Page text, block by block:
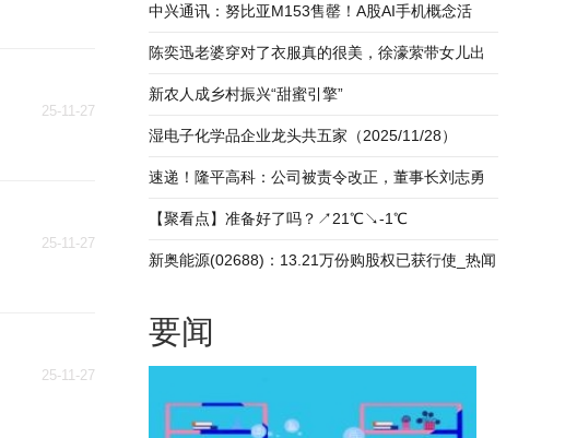
25-11-27
25-11-27
25-11-27
前信息
中兴通讯：努比亚M153售罄！A股AI手机概念活
跃，道明光学4连板，福蓉科技2连板，美芯晟、传
音控股、佰维存储、格林精密跟涨-每日热议
陈奕迅老婆穿对了衣服真的很美，徐濠萦带女儿出
席活动气场十足 每日看点
新农人成乡村振兴“甜蜜引擎”
湿电子化学品企业龙头共五家（2025/11/28）
速递！隆平高科：公司被责令改正，董事长刘志勇
等责任人被监管谈话
【聚看点】准备好了吗？↗21℃↘-1℃
新奥能源(02688)：13.21万份购股权已获行使_热闻
要闻